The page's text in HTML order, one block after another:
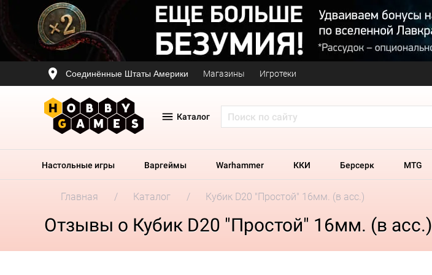
Соединённые Штаты Америки Магазины Игротеки
Каталог
Настольные игры Варгеймы Warhammer ККИ Берсерк MTG
Главная Каталог Кубик D20 "Простой" 16мм. (в асс.)
Отзывы о Кубик D20 "Простой" 16мм. (в асс.)